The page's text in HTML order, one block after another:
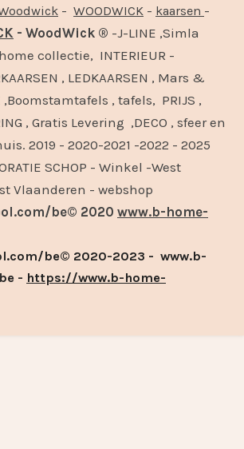
- WOODWICK - kaarsen -
- WoodWick ® -J-LINE ,Simla
collectie, INTERIEUR -
, LEDKAARSEN , Mars &
,Boomstamtafels , tafels, PRIJS ,
, Gratis Levering ,DECO , sfeer en
2019 - 2020-2021 -2022 - 2025
SCHOP - Winkel -West
Vlaanderen - webshop
be© 2020 www.b-home-
be© 2020-2023 - www.b-
- https://www.b-home-